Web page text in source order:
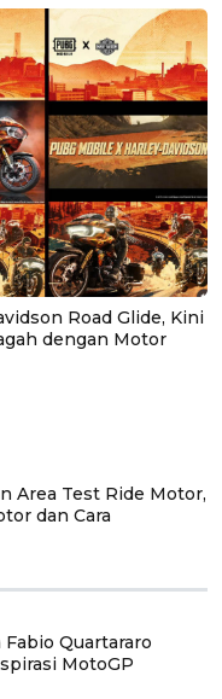
Road Glide, Kini
dengan Motor
Area Test Ride Motor,
dan Cara
Quartararo
MotoGP